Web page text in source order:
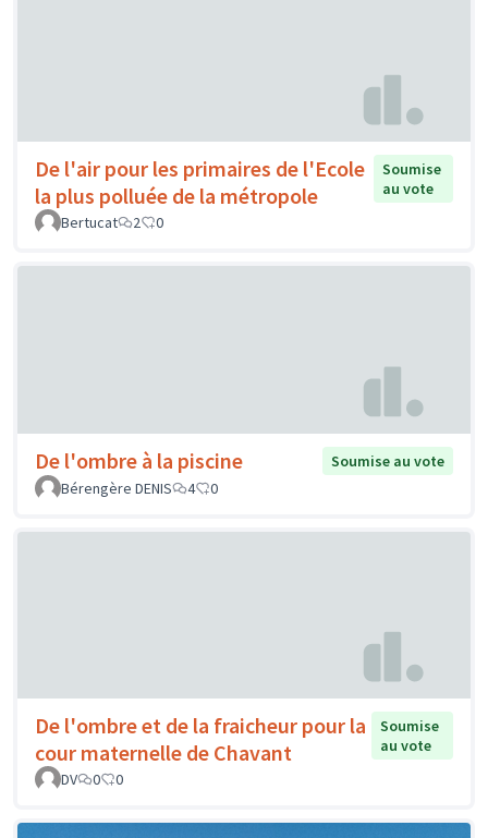
De l'air pour les primaires de l'Ecole
la plus polluée de la métropole
Soumise
au vote
Bertucat
2 0
De l'ombre à la piscine
Soumise au vote
Bérengère DENIS
4 0
De l'ombre et de la fraicheur pour la
cour maternelle de Chavant
Soumise
au vote
DV
0 0